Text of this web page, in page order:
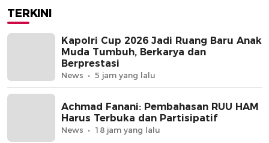
TERKINI
Kapolri Cup 2026 Jadi Ruang Baru Anak
Muda Tumbuh, Berkarya dan
Berprestasi
News 5 jam yang lalu
Achmad Fanani: Pembahasan RUU HAM
Harus Terbuka dan Partisipatif
News 18 jam yang lalu